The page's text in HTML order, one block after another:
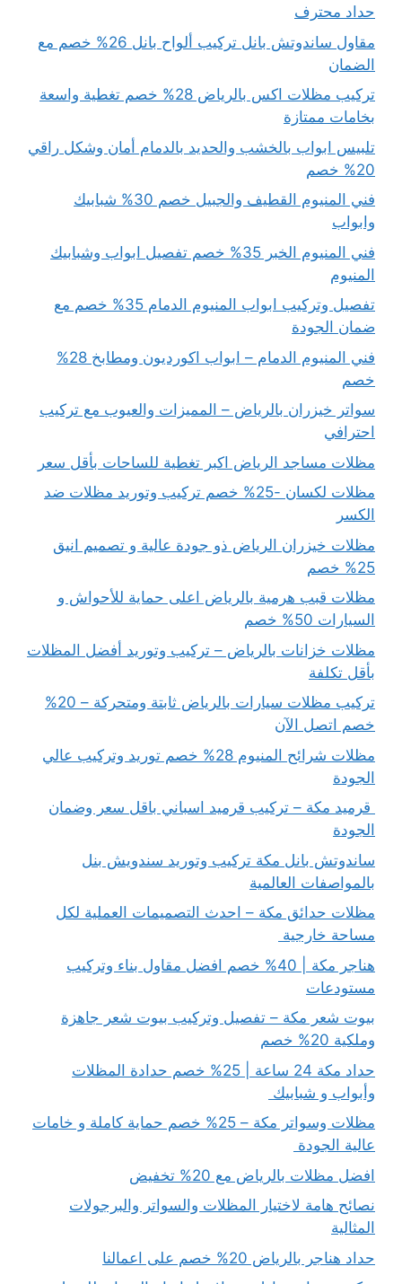
حداد محترف
مقاول ساندوتش بانل تركيب ألواح بانل 26% خصم مع
الضمان
تركيب مظلات اكس بالرياض 28% خصم تغطية واسعة
بخامات ممتازة
تلبيس ابواب بالخشب والحديد بالدمام أمان وشكل راقي
20% خصم
فني المنيوم القطيف والجبيل خصم 30% شبابيك
وابواب
فني المنيوم الخبر 35% خصم تفصيل ابواب وشبابيك
المنيوم
تفصيل وتركيب ابواب المنيوم الدمام 35% خصم مع
ضمان الجودة
فني المنيوم الدمام – ابواب اكورديون ومطابخ 28%
خصم
سواتر خيزران بالرياض – المميزات والعيوب مع تركيب
احترافي
مظلات مساجد الرياض اكبر تغطية للساحات بأقل سعر
مظلات لكسان -25% خصم تركيب وتوريد مظلات ضد
الكسر
مظلات خيزران الرياض ذو جودة عالية و تصميم انيق
25% خصم
مظلات قبب هرمية بالرياض اعلى حماية للأحواش و
السيارات 50% خصم
مظلات خزانات بالرياض – تركيب وتوريد أفضل المظلات
بأقل تكلفة
تركيب مظلات سيارات بالرياض ثابتة ومتحركة – 20%
خصم اتصل الآن
مظلات شرائح المنيوم 28% خصم توريد وتركيب عالي
الجودة
قرميد مكة – تركيب قرميد اسباني باقل سعر وضمان
الجودة
ساندوتش بانل مكة تركيب وتوريد سندويش بنل
بالمواصفات العالمية
مظلات حدائق مكة – احدث التصميمات العملية لكل
مساحة خارجية
هناجر مكة | 40% خصم افضل مقاول بناء وتركيب
مستودعات
بيوت شعر مكة – تفصيل وتركيب بيوت شعر جاهزة
وملكية 20% خصم
حداد مكة 24 ساعة | 25% خصم حدادة المظلات
وأبواب و شبابيك
مظلات وسواتر مكة – 25% خصم حماية كاملة و خامات
عالية الجودة
افضل مظلات بالرياض مع 20% تخفيض
نصائح هامة لاختيار المظلات والسواتر والبرجولات
المثالية
حداد هناجر بالرياض 20% خصم على اعمالنا